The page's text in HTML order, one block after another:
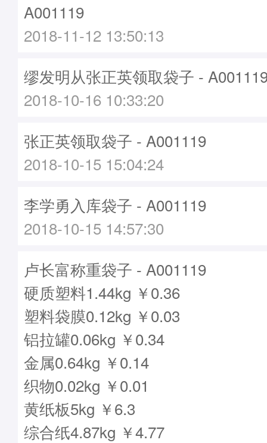
A001119
2018-11-12 13:50:13
缪发明从张正英领取袋子 -
2018-10-16 10:33:20
张正英领取袋子 - A001119
2018-10-15 15:04:24
李学勇入库袋子 - A001119
2018-10-15 14:57:30
卢长富称重袋子 - A001119
硬质塑料1.44kg ￥0.36
塑料袋膜0.12kg ￥0.03
铝拉罐0.06kg ￥0.34
金属0.64kg ￥0.14
织物0.02kg ￥0.01
黄纸板5kg ￥6.3
综合纸4.87kg ￥4.77